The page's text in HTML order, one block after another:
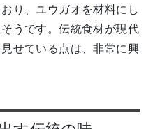
り、ユウガオを材料にし
うです。伝統食材が現代
せている点は、非常に興